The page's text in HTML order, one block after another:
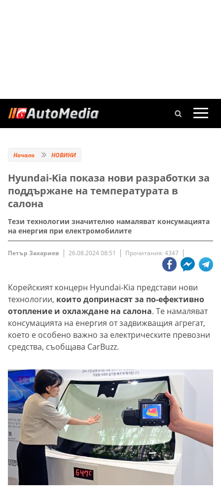
Начало НОВИНИ
Hyundai-Kia показа нови разработки за
поддържане на температурата в
салона
Тези технологии значително намаляват консумацията
на енергия при електромобилите
Петър Захариев 26.08.2024 08:51 Прочитания: 4347
Корейският концерн Hyundai-Kia представи нови
технологии, които допринасят за по-ефективно
отопление и охлаждане на салона. Те намаляват
консумацията на енергия от задвижващия агрегат,
което е особено важно за електрическите превозни
средства, съобщава CarBuzz.